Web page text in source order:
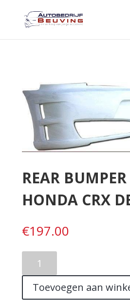
REAR
HONDA CRX
€197.00
BUMPER
3
HONDA
CRX
Toevoegen aan